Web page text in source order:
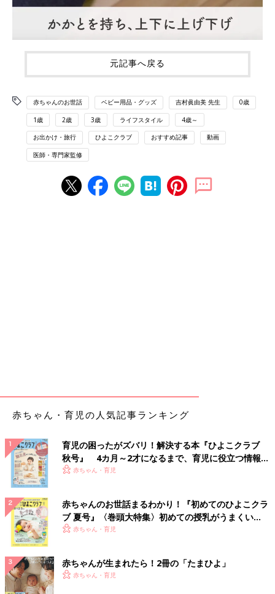
元記事へ戻る
赤ちゃんのお世話 ベビー用品・グッズ 吉村眞由美 先生 0歳
1歳 2歳 3歳 ライフスタイル 4歳～
お出かけ・旅行 ひよこクラブ おすすめ記事 動画
医師・専門家監修
赤ちゃん・育児の人気記事ランキング
育児の困ったがズバリ！解決する本『ひよこクラブ
秋号』 4カ月～2才になるまで、育児に役立つ情報が
いっぱい！
赤ちゃん・育児
赤ちゃんのお世話まるわかり！『初めてのひよこクラ
ブ 夏号』〈巻頭大特集〉初めての授乳がうまくい
く！ おっぱい・ミルクの基本と夏のトラブル 解決テ
赤ちゃん・育児
赤ちゃんが生まれたら！2冊の「たまひよ」
赤ちゃん・育児